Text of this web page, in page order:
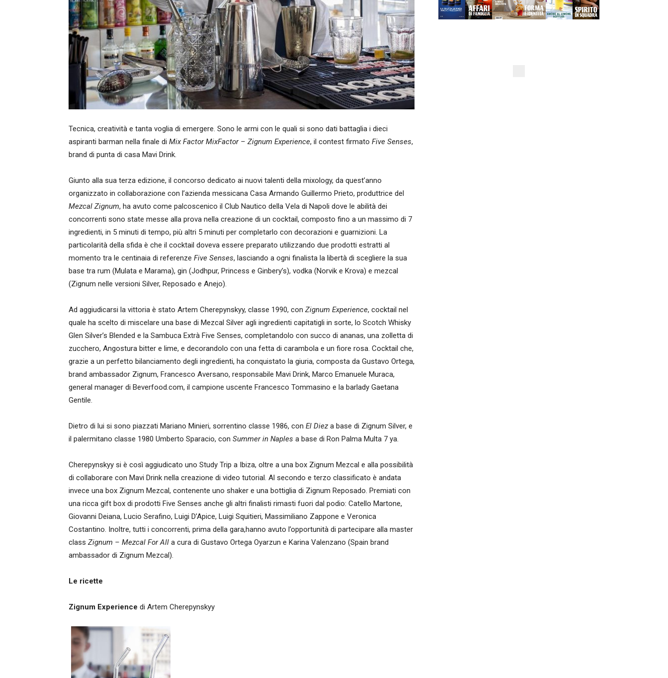
Tecnica, creatività e tanta voglia di emergere. Sono le armi con le quali si sono dati battaglia i dieci
aspiranti barman nella finale di Mix Factor MixFactor – Zignum Experience, il contest firmato Five Senses,
brand di punta di casa Mavi Drink.
Giunto alla sua terza edizione, il concorso dedicato ai nuovi talenti della mixology, da quest’anno
organizzato in collaborazione con l’azienda messicana Casa Armando Guillermo Prieto, produttrice del
Mezcal Zignum, ha avuto come palcoscenico il Club Nautico della Vela di Napoli dove le abilità dei
concorrenti sono state messe alla prova nella creazione di un cocktail, composto fino a un massimo di 7
ingredienti, in 5 minuti di tempo, più altri 5 minuti per completarlo con decorazioni e guarnizioni. La
particolarità della sfida è che il cocktail doveva essere preparato utilizzando due prodotti estratti al
momento tra le centinaia di referenze Five Senses, lasciando a ogni finalista la libertà di scegliere la sua
base tra rum (Mulata e Marama), gin (Jodhpur, Princess e Ginbery’s), vodka (Norvik e Krova) e mezcal
(Zignum nelle versioni Silver, Reposado e Anejo).
Ad aggiudicarsi la vittoria è stato Artem Cherepynskyy, classe 1990, con Zignum Experience, cocktail nel
quale ha scelto di miscelare una base di Mezcal Silver agli ingredienti capitatigli in sorte, lo Scotch Whisky
Glen Silver’s Blended e la Sambuca Extrà Five Senses, completandolo con succo di ananas, una zolletta di
zucchero, Angostura bitter e lime, e decorandolo con una fetta di carambola e un fiore rosa. Cocktail che,
grazie a un perfetto bilanciamento degli ingredienti, ha conquistato la giuria, composta da Gustavo Ortega,
brand ambassador Zignum, Francesco Aversano, responsabile Mavi Drink, Marco Emanuele Muraca,
general manager di Beverfood.com, il campione uscente Francesco Tommasino e la barlady Gaetana
Gentile.
Dietro di lui si sono piazzati Mariano Minieri, sorrentino classe 1986, con El Diez a base di Zignum Silver, e
il palermitano classe 1980 Umberto Sparacio, con Summer in Naples a base di Ron Palma Multa 7 ya.
Cherepynskyy si è così aggiudicato uno Study Trip a Ibiza, oltre a una box Zignum Mezcal e alla possibilità
di collaborare con Mavi Drink nella creazione di video tutorial. Al secondo e terzo classificato è andata
invece una box Zignum Mezcal, contenente uno shaker e una bottiglia di Zignum Reposado. Premiati con
una ricca gift box di prodotti Five Senses anche gli altri finalisti rimasti fuori dal podio: Catello Martone,
Giovanni Deiana, Lucio Serafino, Luigi D’Apice, Luigi Squitieri, Massimiliano Zappone e Veronica
Costantino. Inoltre, tutti i concorrenti, prima della gara,hanno avuto l’opportunità di partecipare alla master
class Zignum – Mezcal For All a cura di Gustavo Ortega Oyarzun e Karina Valenzano (Spain brand
ambassador di Zignum Mezcal).
Le ricette
Zignum Experience di Artem Cherepynskyy